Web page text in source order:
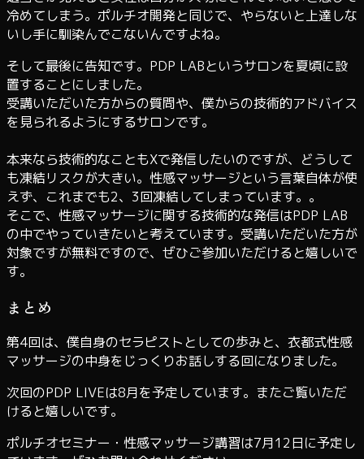
冷めてしまう。ポルチオ開発と同じで、やらないと上達しな
いし手に馴染んでこないんですよね。
そして最後に告知です。PDP LABというサロンを夏頃に設
置することにしました。
受講いただいた方からの質問や、僕からの技術的アドバイス
を見られるようにするサロンです。
本来なら技術的なこともXで発信したいのですが、どうして
も凍結リスクが大きい。性感マッサージという言葉自体が使
えず、これまでも2、3回凍結してしまっています。。
そこで、性感マッサージに関する技術的な発信はPDP LAB
の中でやっていきたいと考えています。受講いただいた方が
対象ですが無料ですので、ぜひご参加いただけると嬉しいで
す。
まとめ
第4回は、僕自身のセラピストとしての歩みと、衣都式性感
マッサージの中身をじっくりお話しする回になりました。
次回のPDP LIVEは8月を予定しています。またご覧いただ
けると嬉しいです。
ポルチオセミナー・性感マッサージ講習は7月12日に予定し